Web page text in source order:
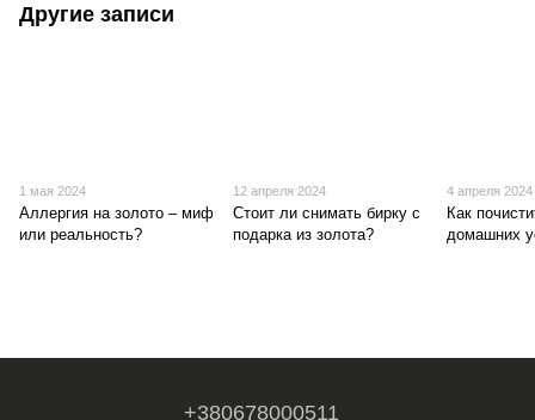
Другие записи
1 мая 2024
Аллергия на золото – миф
или реальность?
12 апреля 2024
Стоит ли снимать бирку с
подарка из золота?
4 апреля 2024
Как
домашних
+380678000511